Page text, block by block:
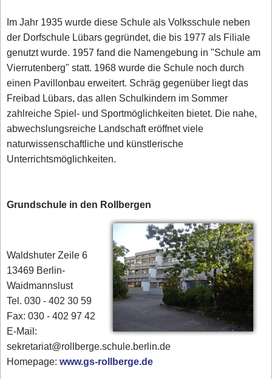
Im Jahr 1935 wurde diese Schule als Volksschule neben
der Dorfschule Lübars gegründet, die bis 1977 als Filiale
genutzt wurde. 1957 fand die Namengebung in "Schule am
Vierrutenberg" statt. 1968 wurde die Schule noch durch
einen Pavillonbau erweitert. Schräg gegenüber liegt das
Freibad Lübars, das allen Schulkindern im Sommer
zahlreiche Spiel- und Sportmöglichkeiten bietet. Die nahe,
abwechslungsreiche Landschaft eröffnet viele
naturwissenschaftliche und künstlerische
Unterrichtsmöglichkeiten.
Grundschule in den Rollbergen
Waldshuter Zeile 6
13469 Berlin-
Waidmannslust
Tel. 030 - 402 30 59
Fax: 030 - 402 97 42
E-Mail:
sekretariat@rollberge.schule.berlin.de
Homepage:www.gs-rollberge.de